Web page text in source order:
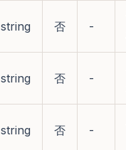
string 否 -
string 否 -
string 否 -